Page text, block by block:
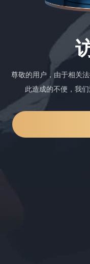
尊敬的用户，由于相关
此造成的不便，我